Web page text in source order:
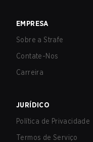
EMPRESA
Sobre a Strafe
Contate-Nos
Carreira
JURÍDICO
Política de Privacidade
Termos de Serviço